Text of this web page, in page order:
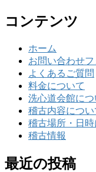
コンテンツ
ホーム
お問い合わせフ
よくあるご質問
料金について
洗心道会館につ
稽古内容につい
稽古場所・日時
稽古情報
最近の投稿